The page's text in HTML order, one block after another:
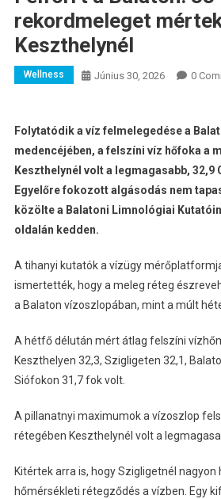
rekordmeleget
Keszthelynél
Wellness Június 30, 2026 0
Folytatódik a víz felmelegedése a
medencéjében, a felszíni víz hőfoka a
Keszthelynél volt a legmagasabb,
Egyelőre fokozott algásodás nem
közölte a Balatoni Limnológiai
oldalán kedden.
A tihanyi kutatók a vízügy
ismertették, hogy a meleg réteg
a Balaton vízoszlopában, mint a múlt
A hétfő délután mért átlag felszíni
Keszthelyen 32,3, Szigligeten 32,1,
Siófokon 31,7 fok volt.
A pillanatnyi maximumok a vízoszlop
rétegében Keszthelynél volt a
Kitértek arra is, hogy Szigligetnél nagyon
hőmérsékleti rétegződés a vízben. Egy